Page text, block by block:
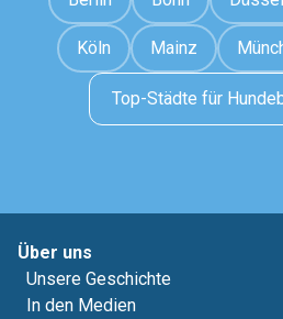
Köln Mainz
Top-Städte für
Über uns
Unsere Geschichte
In den Medien